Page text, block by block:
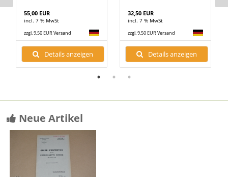
55,00 EUR
incl. 7 % MwSt
zzgl. 9,50 EUR Versand
Details anzeigen
32,50 EUR
incl. 7 % MwSt
zzgl. 9,50 EUR Versand
Details anzeigen
Neue Artikel